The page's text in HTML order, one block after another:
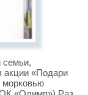
семьи,
акции «Подари
морковью